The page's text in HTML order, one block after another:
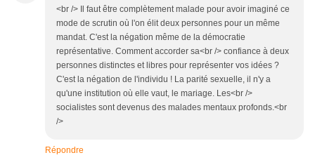
<br /> Il faut être complètement malade pour avoir imaginé ce
mode de scrutin où l'on élit deux personnes pour un même
mandat. C'est la négation même de la démocratie
représentative. Comment accorder sa<br /> confiance à deux
personnes distinctes et libres pour représenter vos idées ?
C'est la négation de l'individu ! La parité sexuelle, il n'y a
qu'une institution où elle vaut, le mariage. Les<br />
socialistes sont devenus des malades mentaux profonds.<br
/>
Répondre